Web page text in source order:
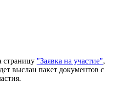
страницу "Заявка на участие",
выслан пакет документов с